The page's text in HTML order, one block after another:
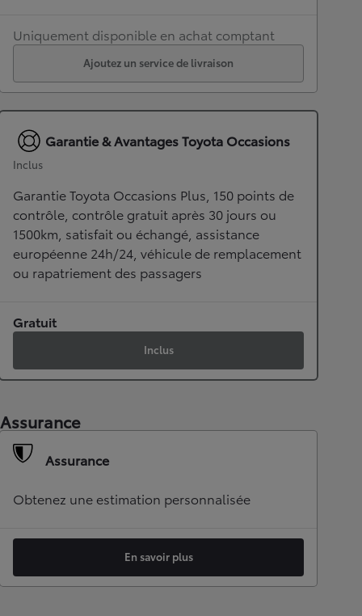
Uniquement disponible en achat comptant
Ajoutez un service de livraison
Garantie & Avantages Toyota Occasions
Inclus
Garantie Toyota Occasions Plus, 150 points de
contrôle, contrôle gratuit après 30 jours ou
1500km, satisfait ou échangé, assistance
européenne 24h/24, véhicule de remplacement
ou rapatriement des passagers
Gratuit
Inclus
Assurance
Assurance
Obtenez une estimation personnalisée
En savoir plus